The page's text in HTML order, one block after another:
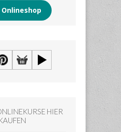
Onlineshop
HIER